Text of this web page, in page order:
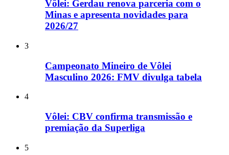
Vôlei: Gerdau renova parceria com o
Minas e apresenta novidades para
2026/27
3
Campeonato Mineiro de Vôlei
Masculino 2026: FMV divulga tabela
4
Vôlei: CBV confirma transmissão e
premiação da Superliga
5